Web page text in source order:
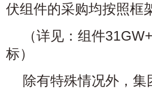
伏组件的采购均按照框
（详见：组件
标）
除有特殊情况外，